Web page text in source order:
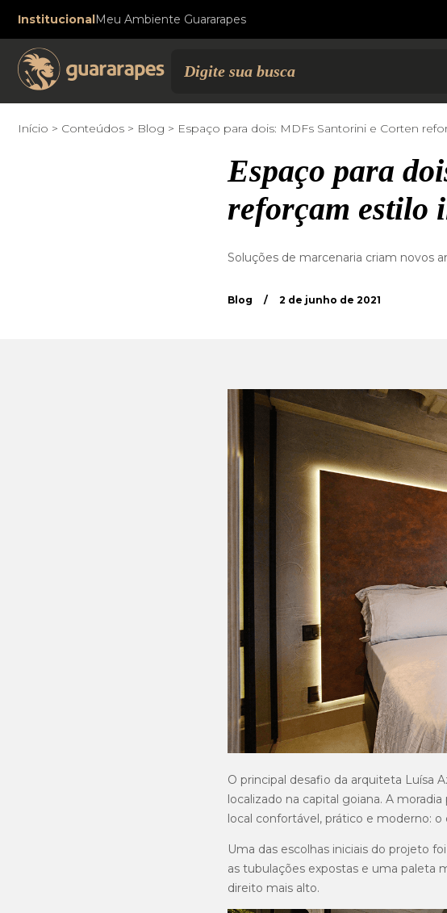
InstitucionalMeu Ambiente Guararapes
Início Conteúdos Blog Espaço para dois: MDFs Santorini e Corten
Espaço para
reforçam estilo
Soluções de marcenaria criam novos
Blog / 2 de junho de 2021
O principal desafio da arquiteta Luísa
localizado na capital goiana. A
local confortável, prático e moderno:
Uma das escolhas iniciais do projeto
as tubulações expostas e uma paleta
direito mais alto.